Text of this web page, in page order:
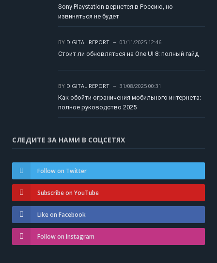
Sony Playstation вернется в Россию, но
извиняться не будет
BY DIGITAL REPORT
03/11/2025 12:46
Стоит ли обновляться на One UI 8: полный гайд
BY DIGITAL REPORT
31/08/2025 00:31
Как обойти ограничения мобильного интернета:
полное руководство 2025
СЛЕДИТЕ ЗА НАМИ В СОЦСЕТЯХ
Follow on Twitter
Subscribe on YouTube
Like on Facebook
Follow on Instagram